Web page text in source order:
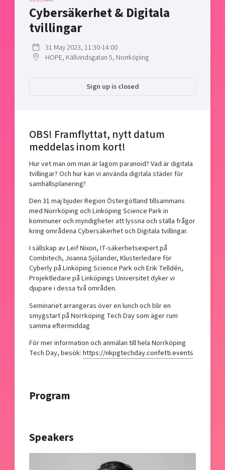
Shaping cities and regions
Bright East
East Sweden Tech Women
Upscaling
Talent & skills
Startup & industry collaboration
Offers to boost your business
Our community of companies
Projects
Project toolbox
Reach out to us
Locations
Today's lunch in Mjärdevi
Cybersäkerhet & Digitala
tvillingar
31 May 2023, 11:30-14:00
HOPE, Källvindsgatan 5, Norrköping
Sign up is closed
OBS! Framflyttat, nytt datum
meddelas inom kort!
Hur vet man om man är lagom paranoid? Vad är digitala
tvillingar? Och hur kan vi använda digitala städer för
samhällsplanering?
Den 31 maj bjuder Region Östergötland tillsammans
med Norrköping och Linköping Science Park in
kommuner och myndigheter att lyssna och ställa frågor
kring områdena Cybersäkerhet och Digitala tvillingar.
I sällskap av Leif Nixon, IT-säkerhetsexpert på
Combitech, Joanna Sjölander, Klusterledare för
Cyberly på Linköping Science Park och Erik Telldén,
Projektledare på Linköpings Universitet dyker vi
djupare i dessa två områden.
Seminariet arrangeras över en lunch och blir en
smygstart på Norrköping Tech Day som äger rum
samma eftermiddag
För mer information och anmälan till hela Norrköping
Tech Day, besök:https://nkpgtechday.confetti.events
Program
Speakers